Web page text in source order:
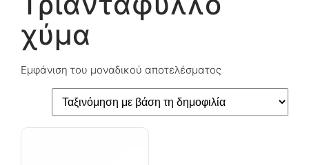
χύμα
Εμφάνιση του μοναδικού αποτελέσματος